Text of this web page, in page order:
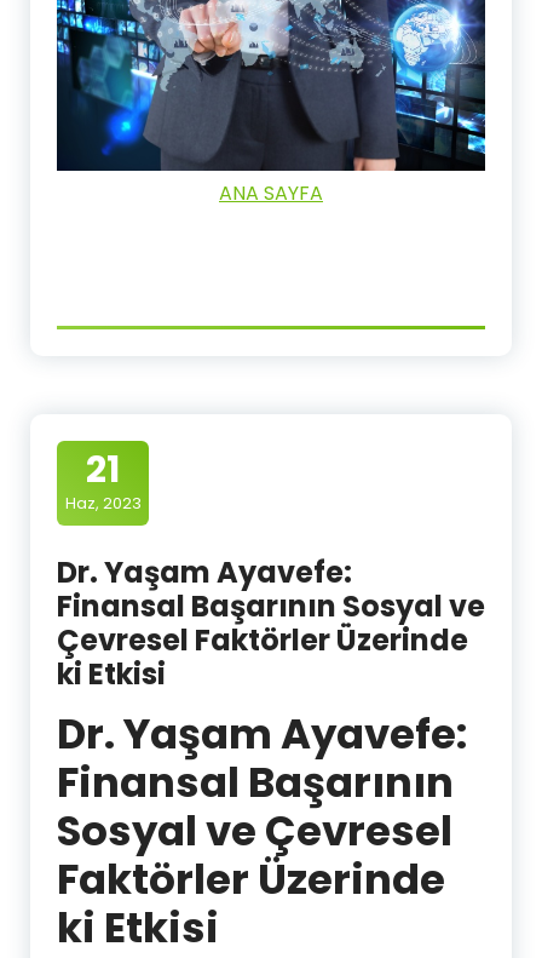
ANA SAYFA
21
Haz, 2023
Dr. Yaşam Ayavefe:
Finansal Başarının Sosyal ve
Çevresel Faktörler Üzerinde
ki Etkisi
Dr. Yaşam Ayavefe:
Finansal Başarının
Sosyal ve Çevresel
Faktörler Üzerinde
ki Etkisi